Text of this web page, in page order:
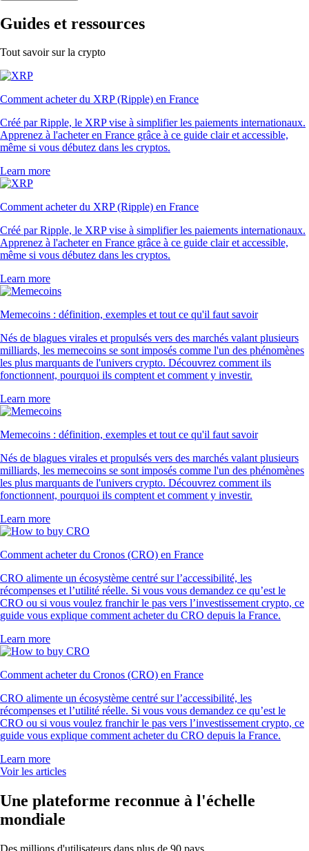
Guides et ressources
Tout savoir sur la crypto
Comment acheter du XRP (Ripple) en France
Créé par Ripple, le XRP vise à simplifier les paiements internationaux.
Apprenez à l'acheter en France grâce à ce guide clair et accessible,
même si vous débutez dans les cryptos.
Learn more
Comment acheter du XRP (Ripple) en France
Créé par Ripple, le XRP vise à simplifier les paiements internationaux.
Apprenez à l'acheter en France grâce à ce guide clair et accessible,
même si vous débutez dans les cryptos.
Learn more
Memecoins : définition, exemples et tout ce qu'il faut savoir
Nés de blagues virales et propulsés vers des marchés valant plusieurs
milliards, les memecoins se sont imposés comme l'un des phénomènes
les plus marquants de l'univers crypto. Découvrez comment ils
fonctionnent, pourquoi ils comptent et comment y investir.
Learn more
Memecoins : définition, exemples et tout ce qu'il faut savoir
Nés de blagues virales et propulsés vers des marchés valant plusieurs
milliards, les memecoins se sont imposés comme l'un des phénomènes
les plus marquants de l'univers crypto. Découvrez comment ils
fonctionnent, pourquoi ils comptent et comment y investir.
Learn more
Comment acheter du Cronos (CRO) en France
CRO alimente un écosystème centré sur l’accessibilité, les
récompenses et l’utilité réelle. Si vous vous demandez ce qu’est le
CRO ou si vous voulez franchir le pas vers l’investissement crypto, ce
guide vous explique comment acheter du CRO depuis la France.
Learn more
Comment acheter du Cronos (CRO) en France
CRO alimente un écosystème centré sur l’accessibilité, les
récompenses et l’utilité réelle. Si vous vous demandez ce qu’est le
CRO ou si vous voulez franchir le pas vers l’investissement crypto, ce
guide vous explique comment acheter du CRO depuis la France.
Learn more
Voir les articles
Une plateforme reconnue à l'échelle
mondiale